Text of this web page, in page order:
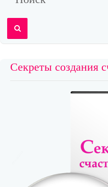
Секреты создания